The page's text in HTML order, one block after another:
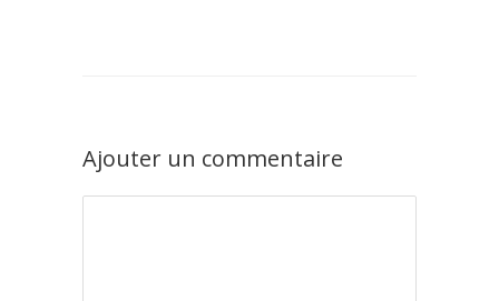
Ajouter un commentaire